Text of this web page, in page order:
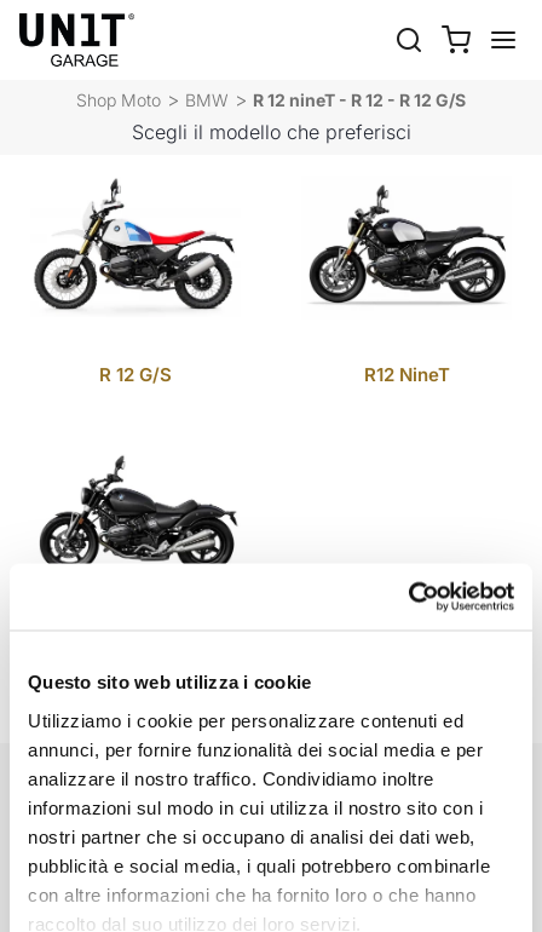
Questo sito web utilizza i cookie
Utilizziamo i cookie per personalizzare contenuti ed
annunci, per fornire funzionalità dei social media e per
analizzare il nostro traffico. Condividiamo inoltre
informazioni sul modo in cui utilizza il nostro sito con i
nostri partner che si occupano di analisi dei dati web,
pubblicità e social media, i quali potrebbero combinarle
con altre informazioni che ha fornito loro o che hanno
raccolto dal suo utilizzo dei loro servizi.
R 12 NINET - R 12 - R 12
Shop Moto BMW R 12 nineT - R 12 - R 12 G/S
Scegli il modello che preferisci
R 12 G/S R12 NineT
EMAIL NEWSLETTER
Iscriviti gratuitamente alla nostra newsletter.